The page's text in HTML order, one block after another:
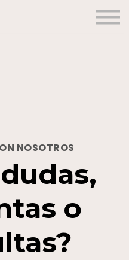
NOSOTROS
o